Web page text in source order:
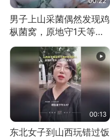
男子上山采菌偶然发现鸡
枞菌窝，原地守1天等它
长大：挖了140多朵
00:13
东北女子到山西玩错过饭